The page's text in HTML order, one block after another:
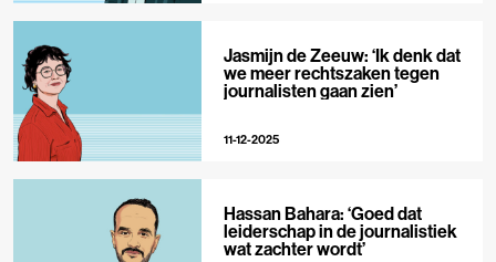
Jasmijn de Zeeuw: ‘Ik denk dat
we meer rechtszaken tegen
journalisten gaan zien’
11-12-2025
Hassan Bahara: ‘Goed dat
leiderschap in de journalistiek
wat zachter wordt’